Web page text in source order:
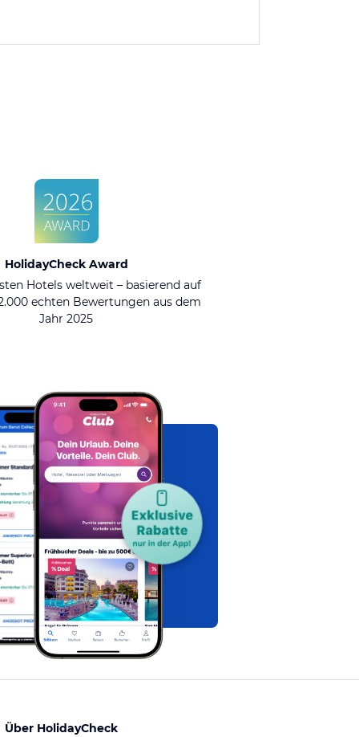
HolidayCheck Award
Hotels weltweit – basierend auf
echten Bewertungen aus dem
Jahr 2025
Über HolidayCheck